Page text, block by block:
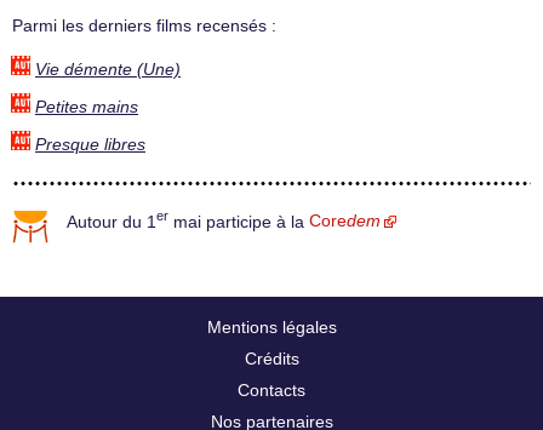
Parmi les derniers films recensés :
Vie démente (Une)
Petites mains
Presque libres
Autour du 1 er mai participe à la Coredem
Mentions légales
Crédits
Contacts
Nos partenaires